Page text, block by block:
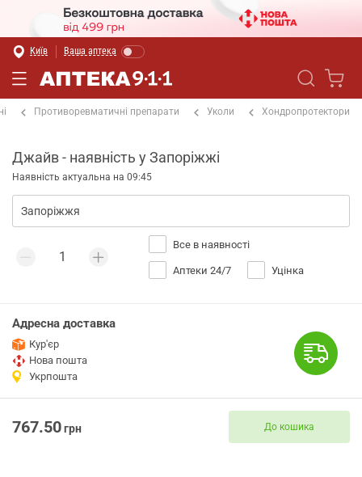
Київ Ваша аптека
Противоревматичні препарати Уколи Хондропротектори
Джайв - наявність у Запоріжжі
Наявність актуальна на 09:45
Все в наявності
Аптеки 24/7 Уцінка
Адресна доставка
Кур'єр
Нова пошта
Укрпошта
767.50грн До кошика